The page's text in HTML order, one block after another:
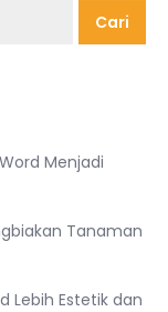
Cari
Menjadi
Tanaman
Lebih Estetik dan